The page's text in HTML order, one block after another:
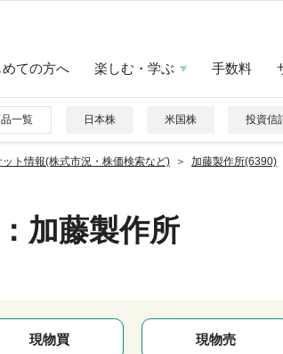
めての方へ 楽しむ・学ぶ 手数料
一覧 日本株 米国株 投資信
ット情報(株式市況・株価検索など) 加藤製作所(6390)
：加藤製作所
現物買 現物売